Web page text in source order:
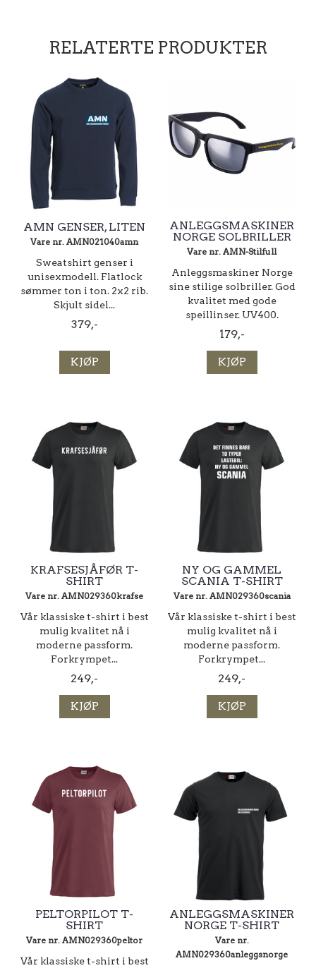
RELATERTE PRODUKTER
AMN GENSER, LITEN
Vare nr. AMN021040amn
Sweatshirt genser i
unisexmodell. Flatlock
sømmer ton i ton. 2x2 rib.
Skjult sidel...
379,-
KJØP
ANLEGGSMASKINER
NORGE SOLBRILLER
Vare nr. AMN-Stilfull
Anleggsmaskiner Norge
sine stilige solbriller. God
kvalitet med gode
speillinser. UV400.
179,-
KJØP
KRAFSESJÅFØR T-
SHIRT
Vare nr. AMN029360krafse
Vår klassiske t-shirt i best
mulig kvalitet nå i
moderne passform.
Forkrympet...
249,-
KJØP
NY OG GAMMEL
SCANIA T-SHIRT
Vare nr. AMN029360scania
Vår klassiske t-shirt i best
mulig kvalitet nå i
moderne passform.
Forkrympet...
249,-
KJØP
PELTORPILOT T-
SHIRT
Vare nr. AMN029360peltor
Vår klassiske t-shirt i best
ANLEGGSMASKINER
NORGE T-SHIRT
Vare nr.
AMN029360anleggsnorge